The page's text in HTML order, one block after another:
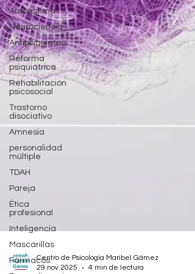
Autoestima
Neurociencia
Antipsiquiatría
Reforma
psiquiátrica
Rehabilitación
psicosocial
Trastorno
disociativo
Amnesia
personalidad
múltiple
TDAH
Pareja
Ética
profesional
Inteligencia
Mascarillas
Fármacos